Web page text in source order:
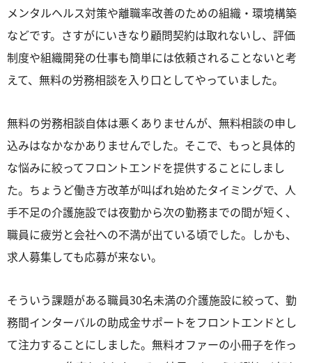
メンタルヘルス対策や離職率改善のための組織・環境構築
などです。さすがにいきなり顧問契約は取れないし、評価
制度や組織開発の仕事も簡単には依頼されることないと考
えて、無料の労務相談を入り口としてやっていました。
無料の労務相談自体は悪くありませんが、無料相談の申し
込みはなかなかありませんでした。そこで、もっと具体的
な悩みに絞ってフロントエンドを提供することにしまし
た。ちょうど働き方改革が叫ばれ始めたタイミングで、人
手不足の介護施設では夜勤から次の勤務までの間が短く、
職員に疲労と会社への不満が出ている頃でした。しかも、
求人募集しても応募が来ない。
そういう課題がある職員30名未満の介護施設に絞って、勤
務間インターバルの助成金サポートをフロントエンドとし
て注力することにしました。無料オファーの小冊子を作っ